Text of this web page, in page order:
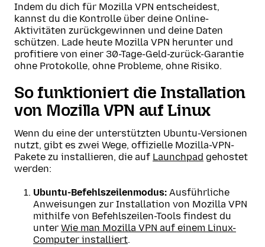
Indem du dich für Mozilla VPN entscheidest,
kannst du die Kontrolle über deine Online-
Aktivitäten zurückgewinnen und deine Daten
schützen. Lade heute Mozilla VPN herunter und
profitiere von einer 30-Tage-Geld-zurück-Garantie
ohne Protokolle, ohne Probleme, ohne Risiko.
So funktioniert die Installation
von Mozilla VPN auf Linux
Wenn du eine der unterstützten Ubuntu-Versionen
nutzt, gibt es zwei Wege, offizielle Mozilla-VPN-
Pakete zu installieren, die auf Launchpad gehostet
werden:
Ubuntu-Befehlszeilenmodus: Ausführliche
Anweisungen zur Installation von Mozilla VPN
mithilfe von Befehlszeilen-Tools findest du
unter Wie man Mozilla VPN auf einem Linux-
Computer installiert.